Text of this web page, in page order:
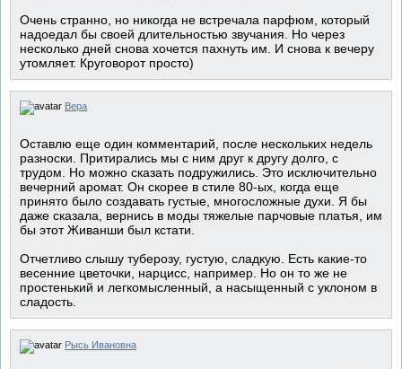
Очень странно, но никогда не встречала парфюм, который
надоедал бы своей длительностью звучания. Но через
несколько дней снова хочется пахнуть им. И снова к вечеру
утомляет. Круговорот просто)
Вера
Оставлю еще один комментарий, после нескольких недель
разноски. Притирались мы с ним друг к другу долго, с
трудом. Но можно сказать подружились. Это исключительно
вечерний аромат. Он скорее в стиле 80-ых, когда еще
принято было создавать густые, многосложные духи. Я бы
даже сказала, вернись в моды тяжелые парчовые платья, им
бы этот Живанши был кстати.
Отчетливо слышу туберозу, густую, сладкую. Есть какие-то
весенние цветочки, нарцисс, например. Но он то же не
простенький и легкомысленный, а насыщенный с уклоном в
сладость.
Рысь Ивановна